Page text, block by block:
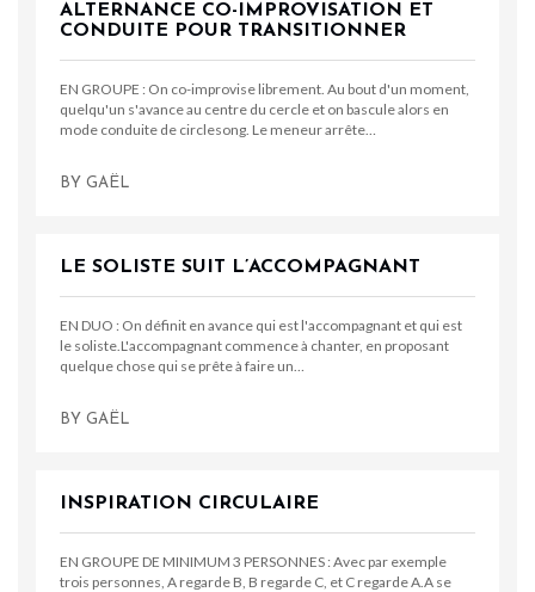
ALTERNANCE CO-IMPROVISATION ET
CONDUITE POUR TRANSITIONNER
EN GROUPE : On co-improvise librement. Au bout d'un moment,
quelqu'un s'avance au centre du cercle et on bascule alors en
mode conduite de circlesong. Le meneur arrête…
BY GAËL
LE SOLISTE SUIT L’ACCOMPAGNANT
EN DUO : On définit en avance qui est l'accompagnant et qui est
le soliste.L'accompagnant commence à chanter, en proposant
quelque chose qui se prête à faire un…
BY GAËL
INSPIRATION CIRCULAIRE
EN GROUPE DE MINIMUM 3 PERSONNES : Avec par exemple
trois personnes, A regarde B, B regarde C, et C regarde A.A se